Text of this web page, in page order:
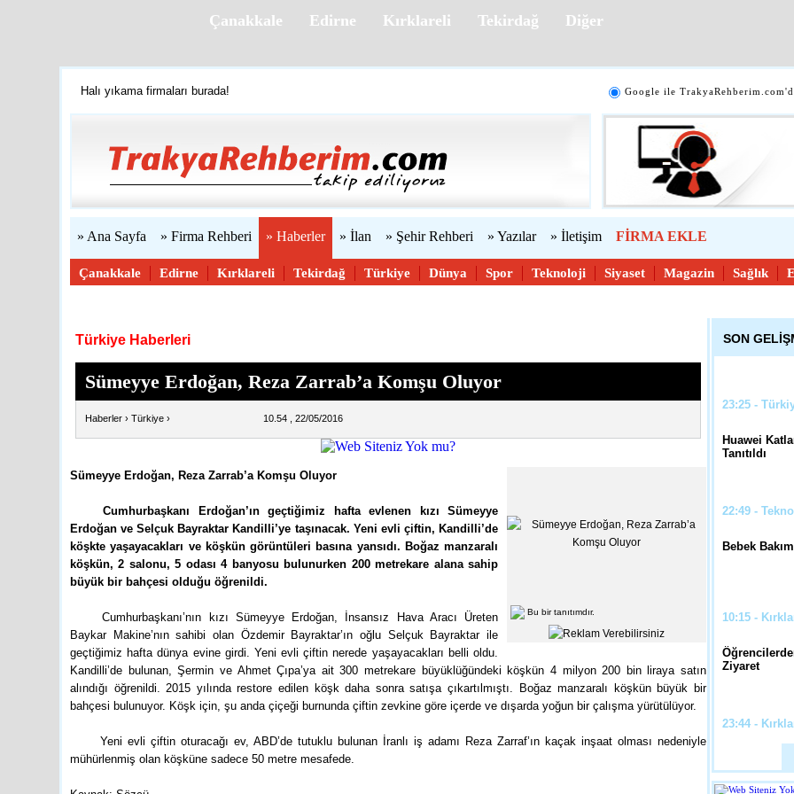
Çanakkale Edirne Kırklareli Tekirdağ Diğer
Trakya'yı tanıyalım
Google ile
» Ana Sayfa » Firma Rehberi » Haberler » İlan » Şehir Rehberi » Yazılar » İletişim FİRMA EKLE
Çanakkale Edirne Kırklareli Tekirdağ Türkiye Dünya Spor Teknoloji Siyaset Magazin Sağlık
Türkiye Haberleri
Sümeyye Erdoğan, Reza Zarrab’a Komşu Oluyor
Haberler › Türkiye › 10.54 , 22/05/2016
Bu bir tanıtımdır.
Sümeyye Erdoğan, Reza Zarrab’a Komşu Oluyor
Cumhurbaşkanı Erdoğan’ın geçtiğimiz hafta evlenen kızı Sümeyye
Erdoğan ve Selçuk Bayraktar Kandilli’ye taşınacak. Yeni evli çiftin, Kandilli’de
köşkte yaşayacakları ve köşkün görüntüleri basına yansıdı. Boğaz manzaralı
köşkün, 2 salonu, 5 odası 4 banyosu bulunurken 200 metrekare alana sahip
büyük bir bahçesi olduğu öğrenildi.
Cumhurbaşkanı’nın kızı Sümeyye Erdoğan, İnsansız Hava Aracı Üreten
Baykar Makine’nın sahibi olan Özdemir Bayraktar’ın oğlu Selçuk Bayraktar ile
geçtiğimiz hafta dünya evine girdi. Yeni evli çiftin nerede yaşayacakları belli oldu.
Kandilli’de bulunan, Şermin ve Ahmet Çıpa’ya ait 300 metrekare büyüklüğündeki köşkün 4 milyon 200 bin liraya satın
alındığı öğrenildi. 2015 yılında restore edilen köşk daha sonra satışa çıkartılmıştı. Boğaz manzaralı köşkün büyük bir
bahçesi bulunuyor. Köşk için, şu anda çiçeği burnunda çiftin zevkine göre içerde ve dışarda yoğun bir çalışma yürütülüyor.
Yeni evli çiftin oturacağı ev, ABD’de tutuklu bulunan İranlı iş adamı Reza Zarraf’ın kaçak inşaat olması nedeniyle
mühürlenmiş olan köşküne sadece 50 metre mesafede.
SON
13:13 -
Başarılı
İnsanların
12:02 -
Benzin ve
23:25 -
Huawei
Tanıtıldı
22:49 -
Bebek
10:15 -
Ziyaret
23:44 -
Çalışması